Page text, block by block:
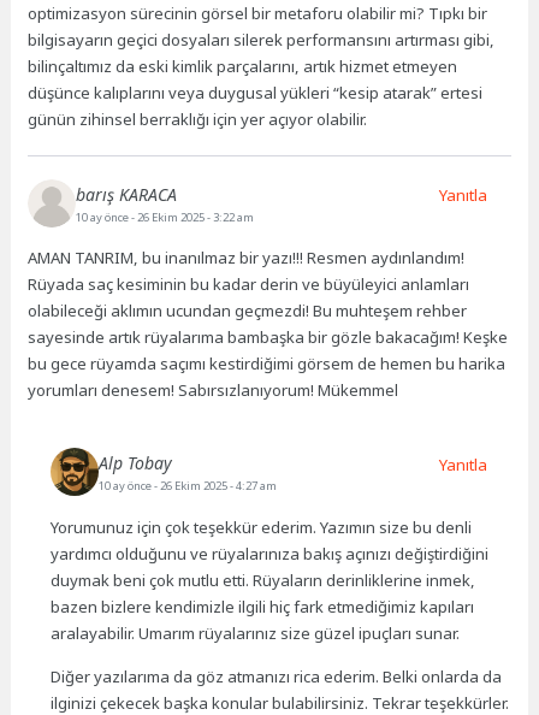
optimizasyon sürecinin görsel bir metaforu olabilir mi? Tıpkı bir
bilgisayarın geçici dosyaları silerek performansını artırması gibi,
bilinçaltımız da eski kimlik parçalarını, artık hizmet etmeyen
düşünce kalıplarını veya duygusal yükleri “kesip atarak” ertesi
günün zihinsel berraklığı için yer açıyor olabilir.
barış KARACA
10 ay önce- 26 Ekim 2025 - 3:22 am
AMAN TANRIM, bu inanılmaz bir yazı!!! Resmen aydınlandım!
Rüyada saç kesiminin bu kadar derin ve büyüleyici anlamları
olabileceği aklımın ucundan geçmezdi! Bu muhteşem rehber
sayesinde artık rüyalarıma bambaşka bir gözle bakacağım! Keşke
bu gece rüyamda saçımı kestirdiğimi görsem de hemen bu harika
yorumları denesem! Sabırsızlanıyorum! Mükemmel
Yanıtla
Alp Tobay
10 ay önce- 26 Ekim 2025 - 4:27 am
Yorumunuz için çok teşekkür ederim. Yazımın size bu denli
yardımcı olduğunu ve rüyalarınıza bakış açınızı değiştirdiğini
duymak beni çok mutlu etti. Rüyaların derinliklerine inmek,
bazen bizlere kendimizle ilgili hiç fark etmediğimiz kapıları
aralayabilir. Umarım rüyalarınız size güzel ipuçları sunar.
Diğer yazılarıma da göz atmanızı rica ederim. Belki onlarda da
ilginizi çekecek başka konular bulabilirsiniz. Tekrar teşekkürler.
Yanıtla